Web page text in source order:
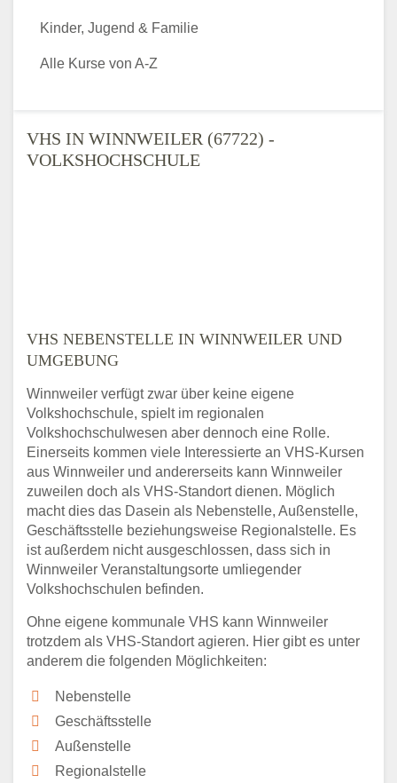
VHS IN WINNWEILER (67722) -
VOLKSHOCHSCHULE
VHS NEBENSTELLE IN WINNWEILER UND
UMGEBUNG
Winnweiler verfügt zwar über keine eigene
Volkshochschule, spielt im regionalen
Volkshochschulwesen aber dennoch eine Rolle.
Einerseits kommen viele Interessierte an VHS-Kursen
aus Winnweiler und andererseits kann Winnweiler
zuweilen doch als VHS-Standort dienen. Möglich
macht dies das Dasein als Nebenstelle, Außenstelle,
Geschäftsstelle beziehungsweise Regionalstelle. Es
ist außerdem nicht ausgeschlossen, dass sich in
Winnweiler Veranstaltungsorte umliegender
Volkshochschulen befinden.
Ohne eigene kommunale VHS kann Winnweiler
trotzdem als VHS-Standort agieren. Hier gibt es unter
anderem die folgenden Möglichkeiten:
Nebenstelle
Geschäftsstelle
Außenstelle
Regionalstelle
Kinder, Jugend & Familie
Alle Kurse von A-Z